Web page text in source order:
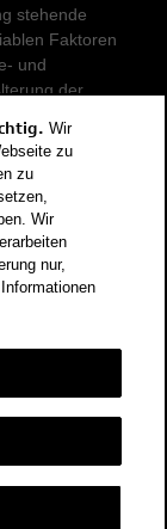
stehende
Faktoren
und
der
sind, werden sie
für
aller in der
km (WLTP).
für ein
Daten nach
abweichen.
gültig ab
für
Energie BFE.
Wir
zu
zu
Wir
nur,